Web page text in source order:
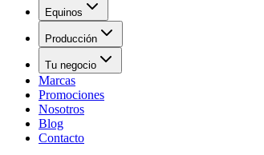
Equinos
Producción
Tu negocio
Marcas
Promociones
Nosotros
Blog
Contacto